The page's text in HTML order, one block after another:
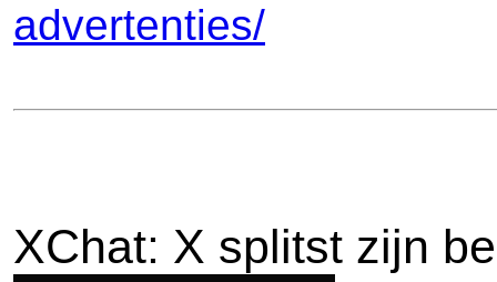
advertenties/
XChat: X splitst zijn